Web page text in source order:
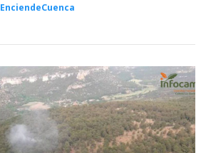
EnciendeCuenca